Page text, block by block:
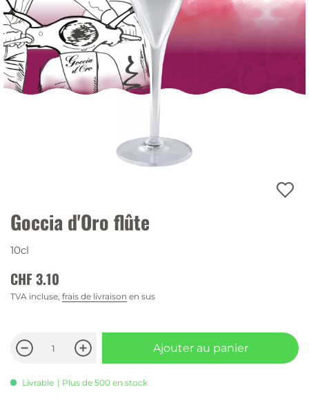
Goccia d'Oro flûte
10cl
CHF 3.10
TVA incluse, frais de livraison en sus
Ajouter au panier
Livrable | Plus de 500 en stock